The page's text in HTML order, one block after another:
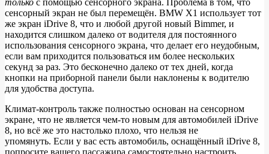
только с помощью сенсорного экрана. Проблема в том, что
сенсорный экран не был перемещён. BMW X1 использует тот
же экран iDrive 8, что и любой другой новый Bimmer, и
находится слишком далеко от водителя для постоянного
использования сенсорного экрана, что делает его неудобным,
если вам приходится пользоваться им более нескольких
секунд за раз. Это бесконечно далеко от тех дней, когда
кнопки на приборной панели были наклонены к водителю
для удобства доступа.
Климат-контроль также полностью основан на сенсорном
экране, что не является чем-то новым для автомобилей iDrive
8, но всё же это настолько плохо, что нельзя не
упомянуть. Если у вас есть автомобиль, оснащённый iDrive 8,